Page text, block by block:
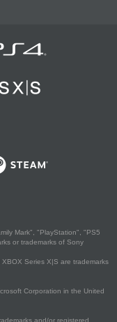
Mark", "PlayStation", "PS5
or trademarks of Sony
Series X|S are trademarks
Corporation in the United
and/or registered